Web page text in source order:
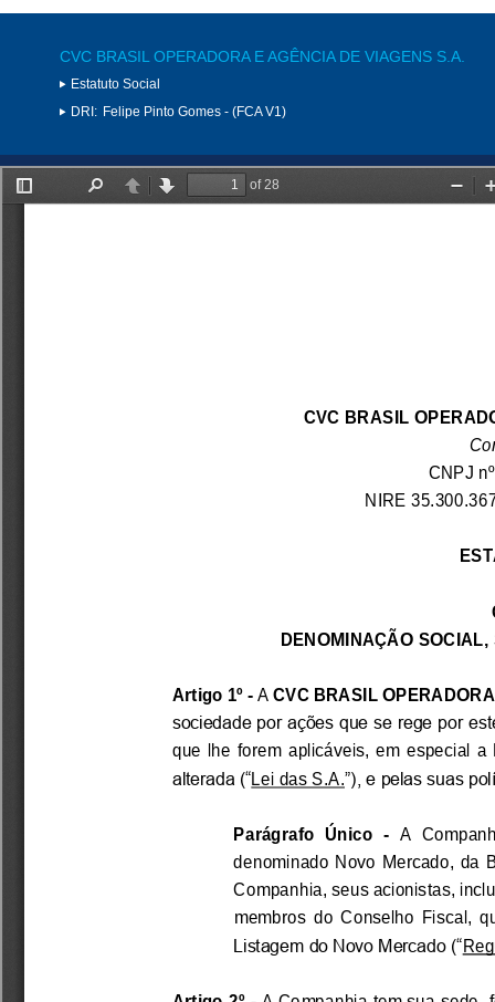
CVC BRASIL OPERADORA E AGÊNCIA DE VIAGENS S.A.
Estatuto Social
DRI: Felipe Pinto Gomes - (FCA V1)